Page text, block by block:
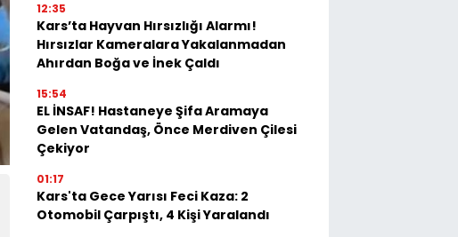
12:35
Kars’ta Hayvan Hırsızlığı Alarmı!
Hırsızlar Kameralara Yakalanmadan
Ahırdan Boğa ve İnek Çaldı
15:54
EL İNSAF! Hastaneye Şifa Aramaya
Gelen Vatandaş, Önce Merdiven Çilesi
Çekiyor
01:17
Kars'ta Gece Yarısı Feci Kaza: 2
Otomobil Çarpıştı, 4 Kişi Yaralandı